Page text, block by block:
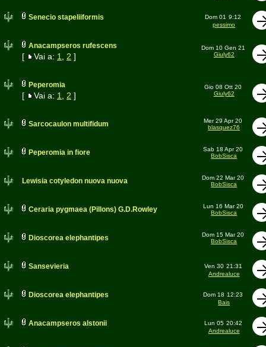
Senecio stapeliiformis Dom 01 9:12
pessimo
Anacampseros rufescens
[ Vai a: 1 2 ]
Dom 10 Gen 21
Giuly62
Peperomia
[ Vai a: 1 2 ]
Gio 08 Ott 20
Giuly62
Sarcocaulon multifidum
Mer 29 Apr 20
blasquez76
Peperomia in fiore
Sab 18 Apr 20
BobSisca
Lewisia cotyledon nuova nuova
Dom 22 Mar 20
BobSisca
Ceraria pygmaea (Pillons) G.D.Rowley
Lun 16 Mar 20
BobSisca
Dioscorea elephantipes
Dom 15 Mar 20
BobSisca
Sansevieria Ven 30 21:31
Andrealuce
Dioscorea elephantipes Dom 18 12:23
Bais
Anacampseros alstonii Lun 05 20:42
Andrealuce